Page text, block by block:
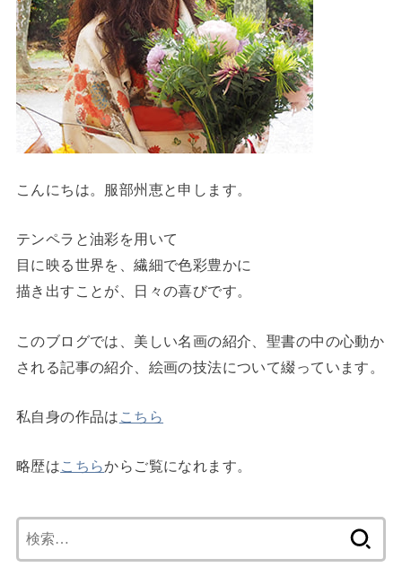
こんにちは。服部州恵と申します。
テンペラと油彩を用いて
目に映る世界を、繊細で色彩豊かに
描き出すことが、日々の喜びです。
このブログでは、美しい名画の紹介、聖書の中の心動か
される記事の紹介、絵画の技法について綴っています。
私自身の作品は こちら
略歴はこちらからご覧になれます。
索: